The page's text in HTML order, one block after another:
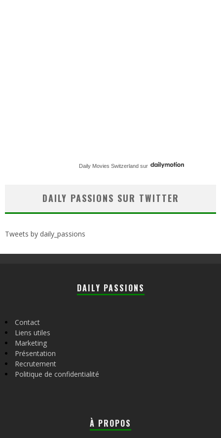
Daily Movies Switzerland sur
DAILY PASSIONS SUR TWITTER
Tweets by daily_passions
DAILY PASSIONS
Contact
Liens utiles
Marketing
Présentation
Recrutement
Politique de confidentialité
À PROPOS